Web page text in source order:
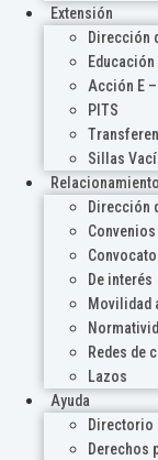
Extensión
Dirección
Acción E
PITS
Sillas
Dirección
Convenios
De interés
Movilidad
Redes de
Lazos
Ayuda
Directorio
Derechos